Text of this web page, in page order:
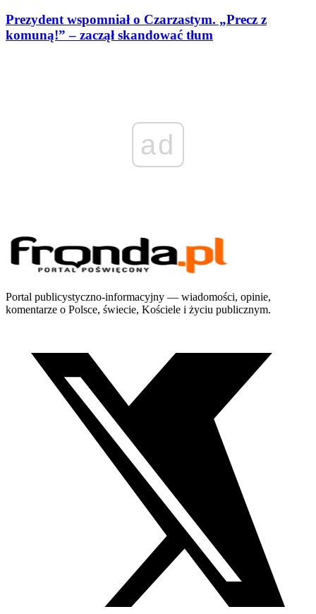
Prezydent wspomniał o Czarzastym. „Precz z
komuną!” – zaczął skandować tłum
ad
Portal publicystyczno-informacyjny — wiadomości, opinie,
komentarze o Polsce, świecie, Kościele i życiu publicznym.